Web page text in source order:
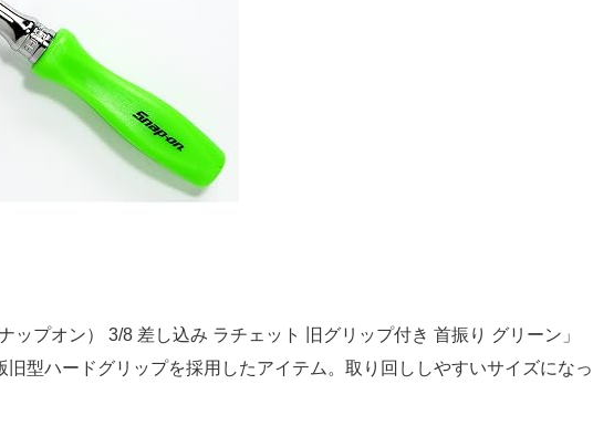
プオン） 3/8 差し込み ラチェット 旧グリップ付き 首振り グリーン」
旧型ハードグリップを採用したアイテム。取り回ししやすいサイズになっ